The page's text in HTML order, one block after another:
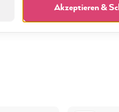
Akzeptieren &